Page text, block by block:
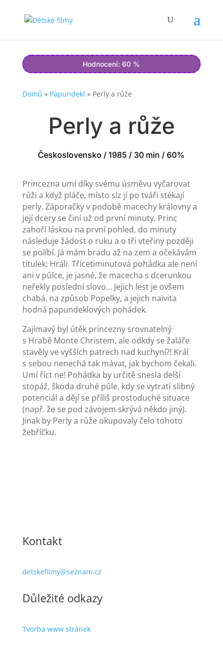
Hodnocení: 60 %
Domů » Papundekl » Perly a růže
Perly a růže
Československo / 1985 / 30 min / 60%
Princezna umí díky svému úsměvu vyčarovat
růži a když pláče, místo slz jí po tváři stékají
perly. Záporačky v podobě macechy královny a
její dcery se činí už od první minuty. Princ
zahoří láskou na první pohled, do minuty
následuje žádost o ruku a o tři vteřiny později
se políbí. Já mám bradu až na zem a očekávám
titulek: Hráli. Třicetiminutová pohádka ale není
ani v půlce, je jasné, že macecha s dcerunkou
neřekly poslední slovo… Jejich lest je ovšem
chabá, na způsob Popelky, a jejich naivita
hodná papundeklových pohádek.
Zajímavý byl útěk princezny srovnatelný
s Hrabě Monte Christem, ale odkdy se žaláře
stavěly ve vyšších patrech nad kuchyní?! Král
s sebou nenechá tak mávat, jak bychom čekali.
Umí říct ne! Pohádka by určitě snesla delší
stopáž, škoda druhé půle, kdy se vytratí slibný
potenciál a dějí se příliš prostoduché situace
(např. že se pod závojem skrývá někdo jiný).
Jinak by Perly a růže okupovaly čelo tohoto
žebříčku.
Kontakt
detskefilmy@seznam.cz
Důležité odkazy
Tvorba www stránek